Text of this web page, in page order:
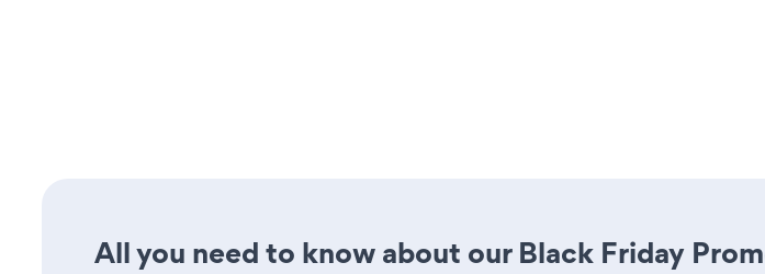
All you need to know about our Black Friday